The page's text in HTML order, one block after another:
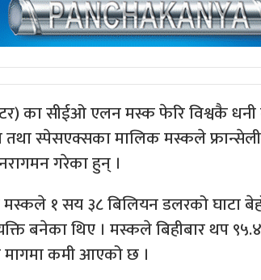
का सीईओ एलन मस्क फेरि विश्वकै धनी
तथा स्पेसएक्सका मालिक मस्कले फ्रान्सेली
गरेका हुन् ।
१ सय ३८ बिलियन डलरको घाटा
बनेका थिए । मस्कले बिहीबार थप ९५.४
कमी आएको छ ।